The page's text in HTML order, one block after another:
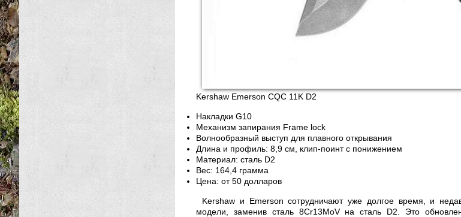
Kershaw Emerson CQC 11K D2
Накладки G10
Механизм запирания Frame lock
Волнообразный выступ для плавного открывания
Длина и профиль: 8,9 см, клип-поинт с понижением
Материал: сталь D2
Вес: 164,4 грамма
Цена: от 50 долларов
Kershaw и Emerson сотрудничают уже долгое время, и
модели, заменив сталь 8Cr13MoV на сталь D2. Это